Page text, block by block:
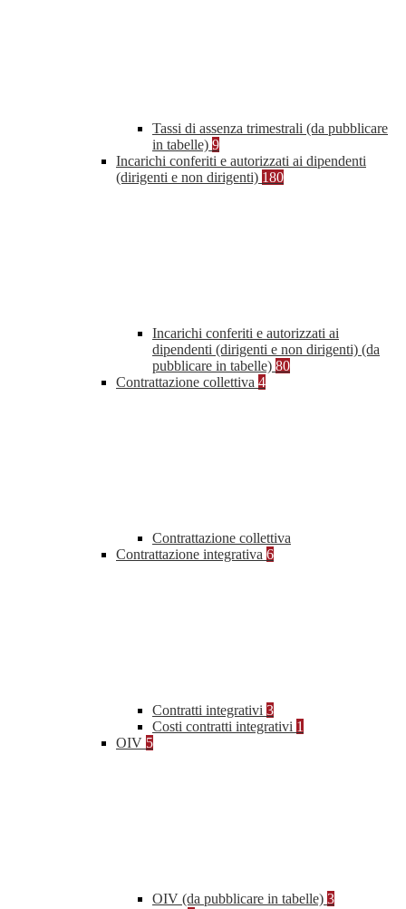
Tassi di assenza trimestrali (da pubblicare
in tabelle) 9
Incarichi conferiti e autorizzati ai dipendenti
(dirigenti e non dirigenti) 180
Incarichi conferiti e autorizzati ai
dipendenti (dirigenti e non dirigenti) (da
pubblicare in tabelle) 80
Contrattazione collettiva 4
Contrattazione collettiva
Contrattazione integrativa 6
Contratti integrativi 3
Costi contratti integrativi 1
OIV 5
OIV (da pubblicare in tabelle) 3